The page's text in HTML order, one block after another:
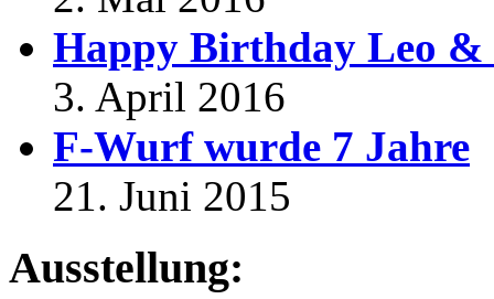
Happy Birthday Leo &
3. April 2016
F-Wurf wurde 7 Jahre
21. Juni 2015
Ausstellung: